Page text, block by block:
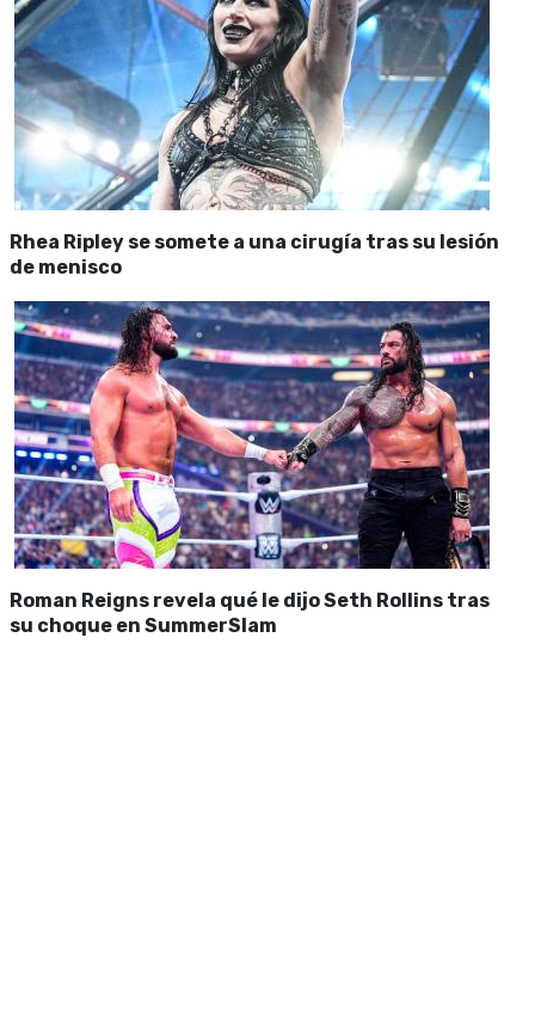
Rhea Ripley se somete a una cirugía tras su lesión
de menisco
Roman Reigns revela qué le dijo Seth Rollins tras
su choque en SummerSlam